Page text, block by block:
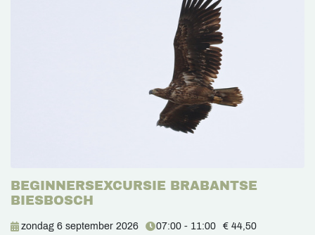
BEGINNERSEXCURSIE BRABANTSE
BIESBOSCH
zondag 6 september 2026 07:00 - 11:00
€ 44,50